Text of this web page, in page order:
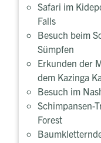
Safari im
Falls
Besuch beim
Sümpfen
Erkunden der
dem Kazinga
Besuch im
Schimpansen-
Forest